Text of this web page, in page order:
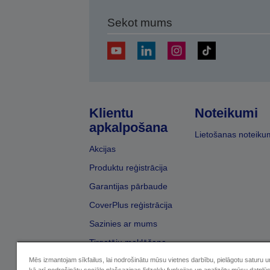
Sekot mums
Klientu
apkalpošana
Akcijas
Produktu reģistrācija
Garantijas pārbaude
CoverPlus reģistrācija
Sazinies ar mums
Tirgotāju meklēšana
Noteikumi
Lietošanas
Mēs izmantojam sīkfailus, lai nodrošinātu mūsu vietnes darbību, pielāgotu saturu